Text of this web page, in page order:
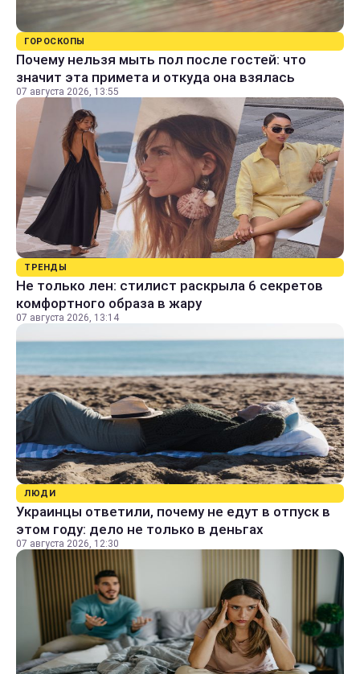
ГОРОСКОПЫ
Почему нельзя мыть пол после гостей: что
значит эта примета и откуда она взялась
07 августа 2026, 13:55
ТРЕНДЫ
Не только лен: стилист раскрыла 6 секретов
комфортного образа в жару
07 августа 2026, 13:14
ЛЮДИ
Украинцы ответили, почему не едут в отпуск в
этом году: дело не только в деньгах
07 августа 2026, 12:30